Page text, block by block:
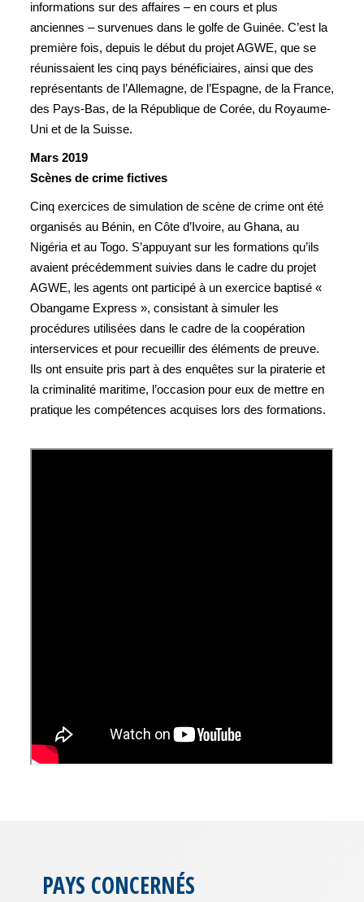
informations sur des affaires – en cours et plus
anciennes – survenues dans le golfe de Guinée. C’est la
première fois, depuis le début du projet AGWE, que se
réunissaient les cinq pays bénéficiaires, ainsi que des
représentants de l’Allemagne, de l’Espagne, de la France,
des Pays-Bas, de la République de Corée, du Royaume-
Uni et de la Suisse.
Mars 2019
Scènes de crime fictives
Cinq exercices de simulation de scène de crime ont été
organisés au Bénin, en Côte d’Ivoire, au Ghana, au
Nigéria et au Togo. S’appuyant sur les formations qu’ils
avaient précédemment suivies dans le cadre du projet
AGWE, les agents ont participé à un exercice baptisé «
Obangame Express », consistant à simuler les
procédures utilisées dans le cadre de la coopération
interservices et pour recueillir des éléments de preuve.
Ils ont ensuite pris part à des enquêtes sur la piraterie et
la criminalité maritime, l’occasion pour eux de mettre en
pratique les compétences acquises lors des formations.
PAYS CONCERNÉS